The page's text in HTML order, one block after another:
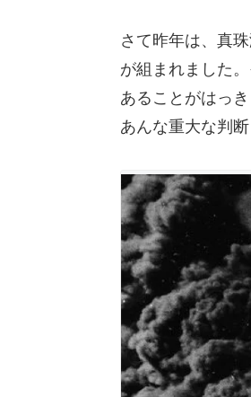
さて昨年は、真
が組まれました
あることがはっ
あんな重大な判